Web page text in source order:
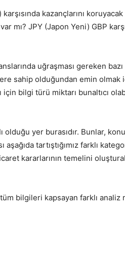
kazançlarını koruyacak
mı? JPY (Japon Yeni) GBP
uğraşması gereken
sahip olduğundan emin olmak
için bilgi türü miktarı bunaltıcı
olduğu yer burasıdır. Bunlar,
tartıştığımız farklı
kararlarının temelini
bilgileri kapsayan farklı analiz